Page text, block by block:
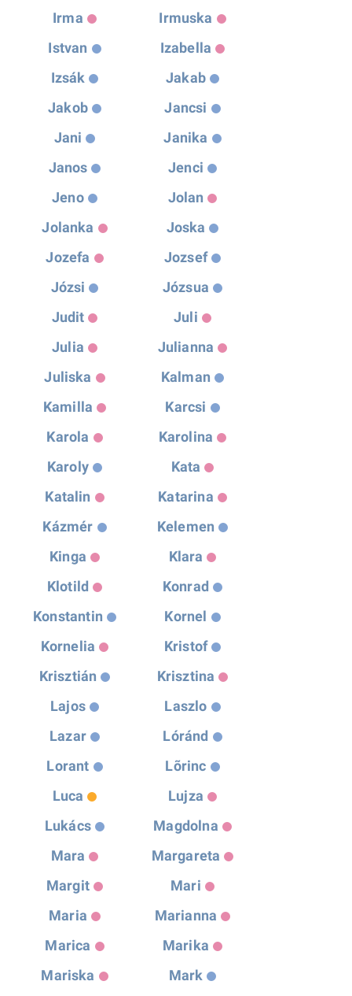
Irma
Irmuska
Istvan
Izabella
Izsák
Jakab
Jakob
Jancsi
Jani
Janika
Janos
Jenci
Jeno
Jolan
Jolanka
Joska
Jozefa
Jozsef
Józsi
Józsua
Judit
Juli
Julia
Julianna
Juliska
Kalman
Kamilla
Karcsi
Karola
Karolina
Karoly
Kata
Katalin
Katarina
Kázmér
Kelemen
Kinga
Klara
Klotild
Konrad
Konstantin
Kornel
Kornelia
Kristof
Krisztián
Krisztina
Lajos
Laszlo
Lazar
Lóránd
Lorant
Lõrinc
Luca
Lujza
Lukács
Magdolna
Mara
Margareta
Margit
Mari
Maria
Marianna
Marica
Marika
Mariska
Mark